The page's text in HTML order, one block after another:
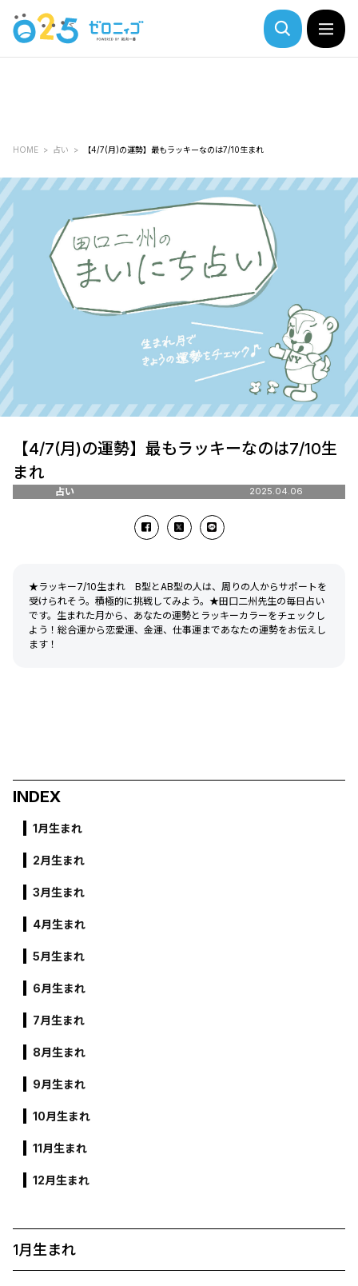
HOME 占い 【4/7(月)の運勢】最もラッキーなのは7/10生まれ
【4/7(月)の運勢】最もラッキーなのは7/10生
まれ
占い 2025.04.06
★ラッキー7/10生まれ B型とAB型の人は、周りの人からサポートを
受けられそう。積極的に挑戦してみよう。★田口二州先生の毎日占い
です。生まれた月から、あなたの運勢とラッキーカラーをチェックし
よう！総合運から恋愛運、金運、仕事運まであなたの運勢をお伝えし
ます！
INDEX
1月生まれ
2月生まれ
3月生まれ
4月生まれ
5月生まれ
6月生まれ
7月生まれ
8月生まれ
9月生まれ
10月生まれ
11月生まれ
12月生まれ
1月生まれ